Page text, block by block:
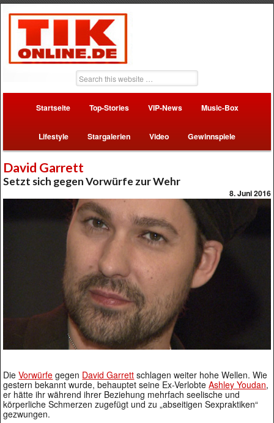
Startseite Top-Stories VIP-News Music-Box
Lifestyle Stargalerien Video Gewinnspiele
David Garrett
Setzt sich gegen Vorwürfe zur Wehr
8. Juni 2016
DieVorwürfe gegen David Garrett schlagen weiter hohe Wellen. Wie
gestern bekannt wurde, behauptet seine Ex-VerlobteAshley Youdan,
er hätte ihr während ihrer Beziehung mehrfach seelische und
körperliche Schmerzen zugefügt und zu „abseitigen Sexpraktiken“
gezwungen.